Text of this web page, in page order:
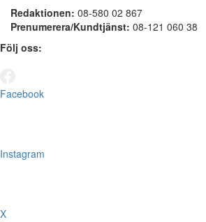
Redaktionen: 08-580 02 867
Prenumerera/Kundtjänst: 08-121 060 38
Följ oss:
Facebook
Instagram
X